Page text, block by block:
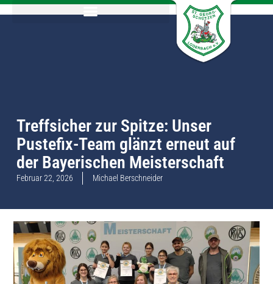
Treffsicher zur Spitze: Unser
Pustefix-Team glänzt erneut auf
der Bayerischen Meisterschaft
Februar 22, 2026 Michael Berschneider